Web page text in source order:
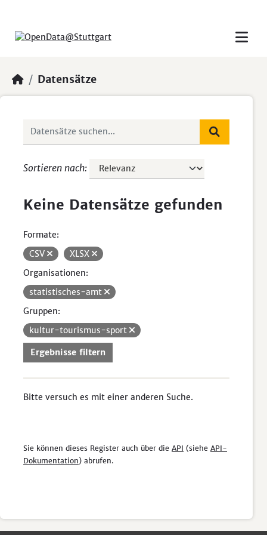
Datensätze
Sortieren nach
Keine Datensätze gefunden
Formate:
CSV
XLSX
Organisationen:
statistisches-amt
Gruppen:
kultur-tourismus-sport
Ergebnisse filtern
Bitte versuch es mit einer anderen Suche.
Sie können dieses Register auch über die API (siehe API-
Dokumentation) abrufen.